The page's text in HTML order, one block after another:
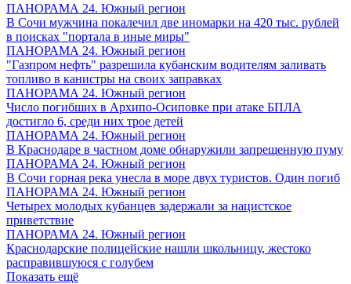
ПАНОРАМА 24. Южный регион
В Сочи мужчина покалечил две иномарки на 420 тыс. рублей
в поисках "портала в иные миры"
ПАНОРАМА 24. Южный регион
"Газпром нефть" разрешила кубанским водителям заливать
топливо в канистры на своих заправках
ПАНОРАМА 24. Южный регион
Число погибших в Архипо-Осиповке при атаке БПЛА
достигло 6, среди них трое детей
ПАНОРАМА 24. Южный регион
В Краснодаре в частном доме обнаружили запрещенную пуму
ПАНОРАМА 24. Южный регион
В Сочи горная река унесла в море двух туристов. Один погиб
ПАНОРАМА 24. Южный регион
Четырех молодых кубанцев задержали за нацистское
приветствие
ПАНОРАМА 24. Южный регион
Краснодарские полицейские нашли школьницу, жестоко
расправившуюся с голубем
Показать ещё